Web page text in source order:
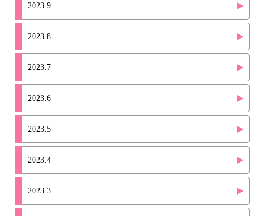
2023.9
2023.8
2023.7
2023.6
2023.5
2023.4
2023.3